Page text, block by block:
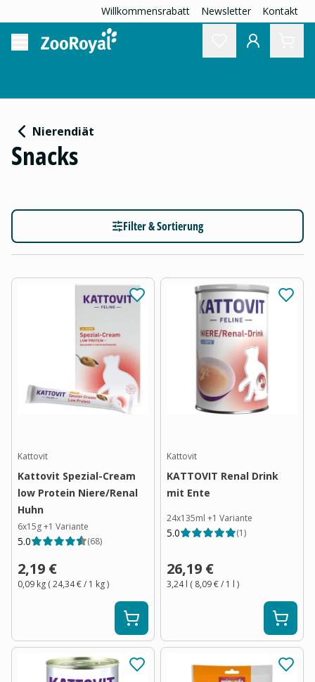
Willkommensrabatt Newsletter Kontakt
Nierendiät
Snacks
Filter & Sortierung
Kattovit
Kattovit Spezial-Cream
low Protein Niere/Renal
Huhn
6x15g+1 Variante
5.0 (68)
2,19 €
0,09 kg (24,34 €/ 1 kg)
Kattovit
KATTOVIT Renal Drink
mit Ente
24x135ml +1 Variante
5.0 (1)
26,19 €
3,24 l ( 8,09 €/ 1 l )